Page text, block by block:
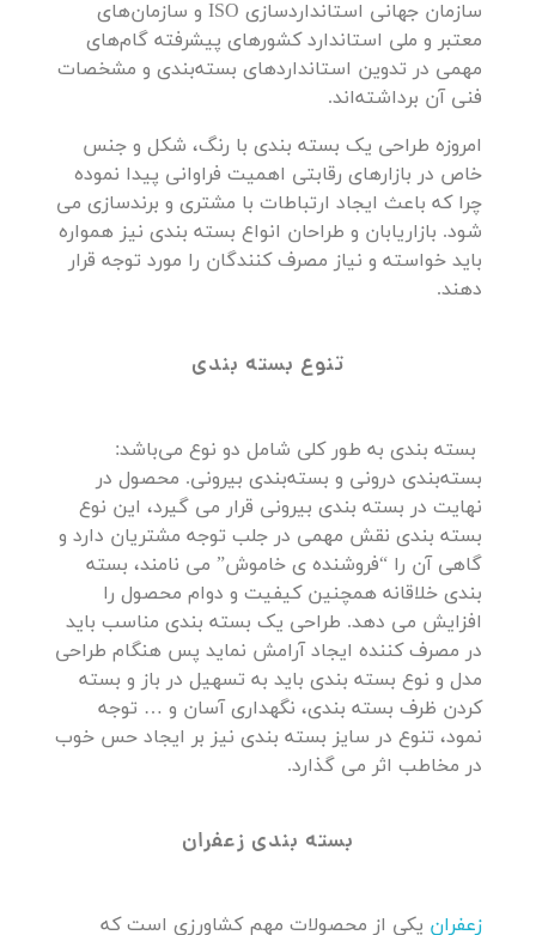
سازمان جهانی استانداردسازی ISO و سازمان‌های
معتبر و ملی استاندارد کشورهای پیشرفته گام‌های
مهمی در تدوین استانداردهای بسته‌بندی و مشخصات
فنی آن برداشته‌اند.
امروزه طراحی یک بسته بندی با رنگ، شکل و جنس
خاص در بازارهای رقابتی اهمیت فراوانی پیدا نموده
چرا که باعث ایجاد ارتباطات با مشتری و برندسازی می
شود. بازاریابان و طراحان انواع بسته بندی نیز همواره
باید خواسته و نیاز مصرف کنندگان را مورد توجه قرار
دهند.
تنوع بسته بندی
بسته بندی به طور کلی شامل دو نوع می‌باشد:
بسته‌بندی درونی و بسته‌بندی بیرونی. محصول در
نهایت در بسته بندی بیرونی قرار می گیرد، این نوع
بسته بندی نقش مهمی در جلب توجه مشتریان دارد و
گاهی آن را “فروشنده ی خاموش” می نامند، بسته
بندی خلاقانه همچنین کیفیت و دوام محصول را
افزایش می دهد. طراحی یک بسته بندی مناسب باید
در مصرف کننده ایجاد آرامش نماید پس هنگام طراحی
مدل و نوع بسته بندی باید به تسهیل در باز و بسته
کردن ظرف بسته بندی، نگهداری آسان و … توجه
نمود، تنوع در سایز بسته بندی نیز بر ایجاد حس خوب
در مخاطب اثر می گذارد.
بسته بندی زعفران
زعفران یکی از محصولات مهم کشاورزی است که